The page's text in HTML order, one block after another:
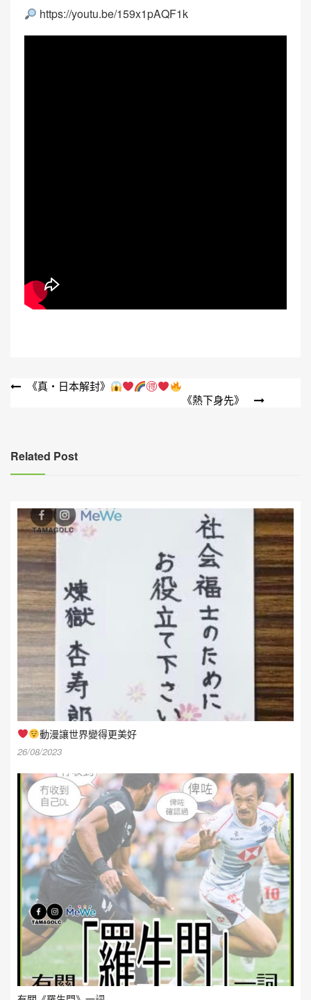
https://youtu.be/159x1pAQF1k
文
覽
《真・日本解封》
《熱下身先》
Related Post
動漫讓世界變得更美好
26/08/2023